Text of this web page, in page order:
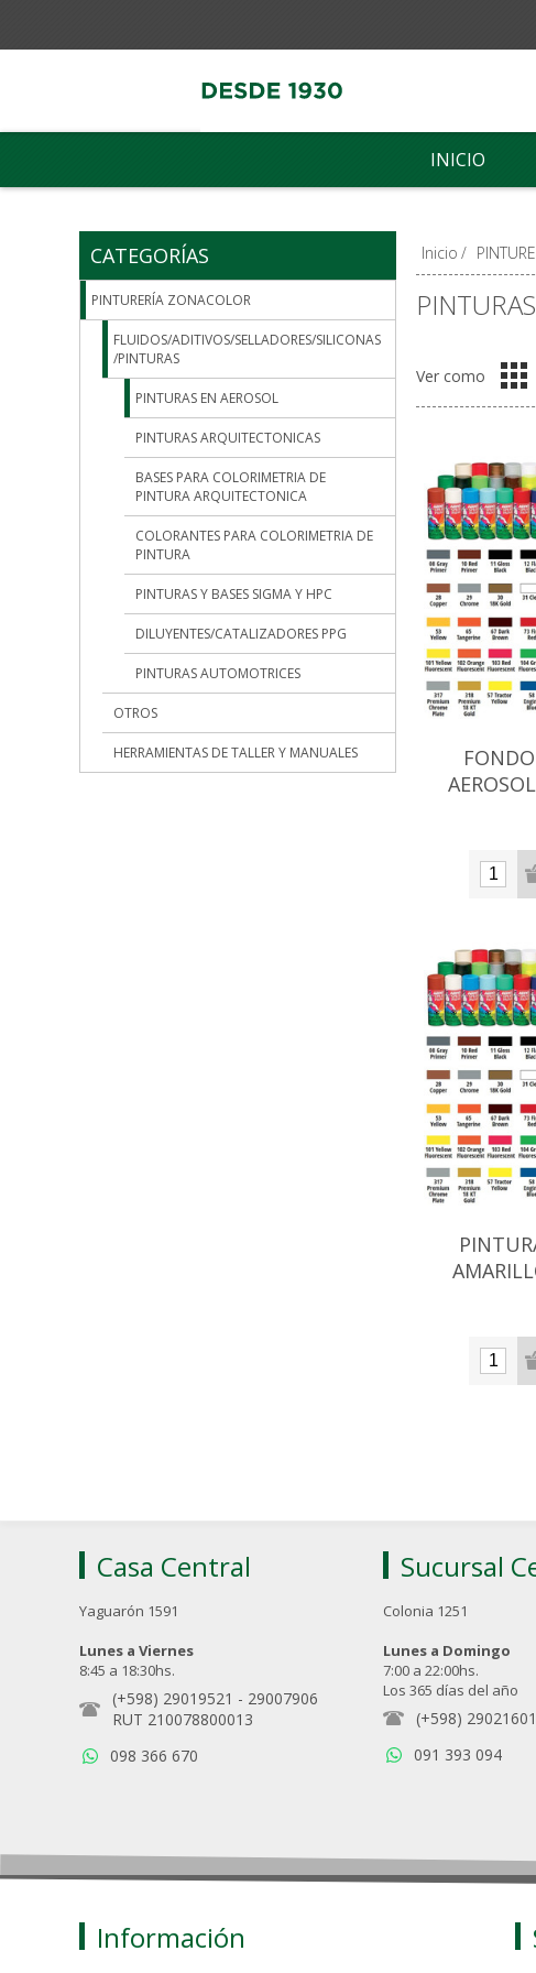
INICIO
Inicio /
Ver como
CATEGORÍAS
PINTURERÍA ZONACOLOR
FLUIDOS/ADITIVOS/SELLADORES/SILICONAS
/PINTURAS
PINTURAS EN AEROSOL
PINTURAS ARQUITECTONICAS
BASES PARA COLORIMETRIA DE
PINTURA ARQUITECTONICA
COLORANTES PARA COLORIMETRIA DE
PINTURA
PINTURAS Y BASES SIGMA Y HPC
DILUYENTES/CATALIZADORES PPG
PINTURAS AUTOMOTRICES
OTROS
HERRAMIENTAS DE TALLER Y MANUALES
Casa Central
Yaguarón 1591
Lunes a Viernes
8:45 a 18:30hs.
(+598) 29019521 - 29007906
RUT 210078800013
098 366 670
Sucursal
Colonia 1251
Lunes a Domingo
7:00 a 22:00hs.
Los 365 días del año
(+598) 29021601
091 393 094
Información